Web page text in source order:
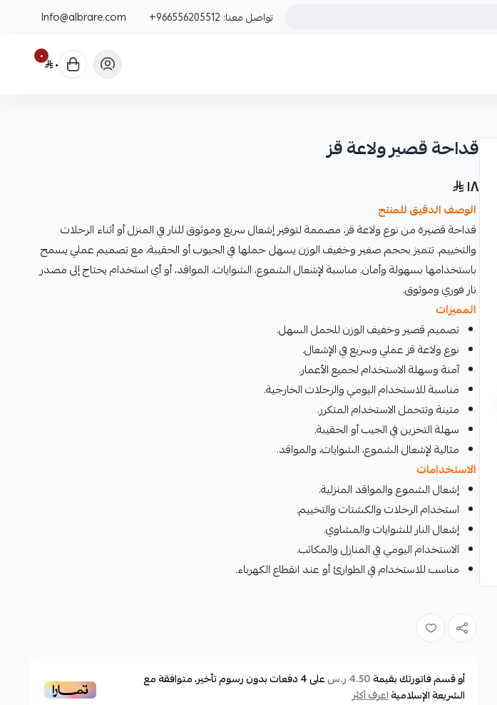
تواصل معنا: +966556205512
Info@albrare.com
٠ ٠
قداحة قصير ولاعة قز
١٨
الوصف الدقيق للمنتج
قداحة قصيرة من نوع ولاعة قز، مصممة لتوفير إشعال سريع وموثوق للنار في المنزل أو أثناء الرحلات
والتخييم. تتميز بحجم صغير وخفيف الوزن يسهل حملها في الجيوب أو الحقيبة، مع تصميم عملي يسمح
باستخدامها بسهولة وأمان. مناسبة لإشعال الشموع، الشوايات، المواقد، أو أي استخدام يحتاج إلى مصدر
نار فوري وموثوق.
المميزات
تصميم قصير وخفيف الوزن للحمل السهل.
نوع ولاعة قز عملي وسريع في الإشعال.
آمنة وسهلة الاستخدام لجميع الأعمار.
مناسبة للاستخدام اليومي والرحلات الخارجية.
متينة وتتحمل الاستخدام المتكرر.
سهلة التخزين في الجيب أو الحقيبة.
مثالية لإشعال الشموع، الشوايات، والمواقد.
الاستخدامات
إشعال الشموع والمواقد المنزلية.
استخدام الرحلات والكشتات والتخييم.
إشعال النار للشوايات والمشاوي.
الاستخدام اليومي في المنازل والمكاتب.
مناسب للاستخدام في الطوارئ أو عند انقطاع الكهرباء.
أو قسم فاتورتك بقيمة4.50 ر.س على4دفعات بدون رسوم تأخير، متوافقة مع
الشريعة الإسلاميةاعرف أكثر